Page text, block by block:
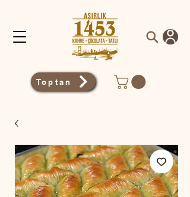
Toptan